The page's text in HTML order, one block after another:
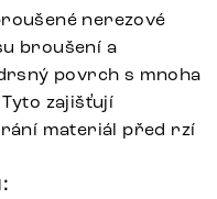
nerezové
broušení a
povrch s mnoha
zajišťují
materiál před rzí